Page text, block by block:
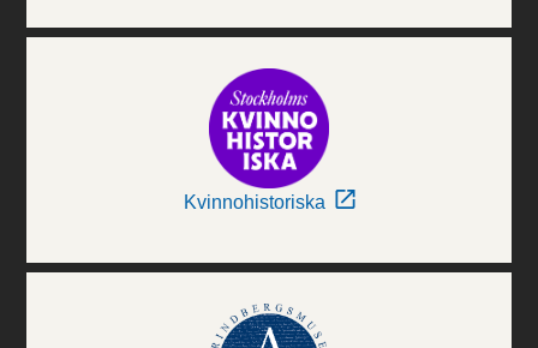
Kvinnohistoriska